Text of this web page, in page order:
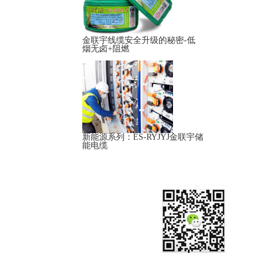
金联宇线缆安全升级的秘密-低
烟无卤+阻燃
新能源系列：ES-RYJYJ金联宇储
能电缆